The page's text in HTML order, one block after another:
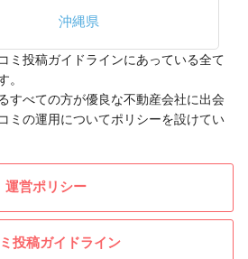
沖縄県
ミ投稿ガイドラインにあっている全て
。
すべての方が優良な不動産会社に出会
ミの運用についてポリシーを設けてい
運営ポリシー
投稿ガイドライン